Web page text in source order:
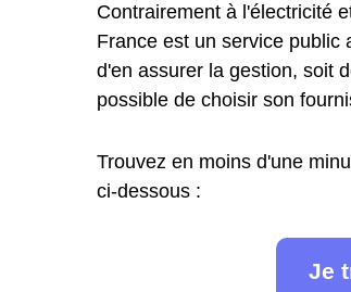
Contrairement à l'électricité
France est un service public
d'en assurer la gestion, soit
possible de choisir son
Trouvez en moins d'une
ci-dessous :
Je